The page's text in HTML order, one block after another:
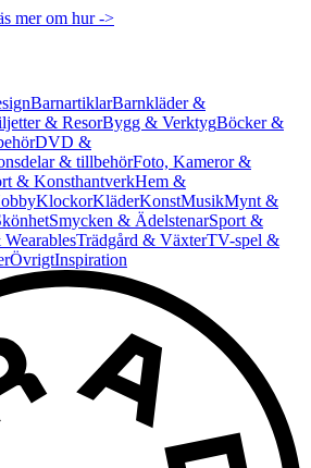
mer om hur ->
BarnartiklarBarnkläder &
& ResorBygg & VerktygBöcker &
DVD &
& tillbehörFoto, Kameror &
& KonsthantverkHem &
KlockorKläderKonstMusikMynt &
Smycken & ÄdelstenarSport &
Trädgård & VäxterTV-spel &
ÖvrigtInspiration